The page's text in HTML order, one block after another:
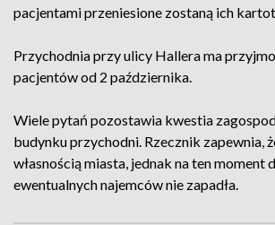
pacjentami przeniesione zostaną ich
Przychodnia przy ulicy Hallera ma
pacjentów od 2 października.
Wiele pytań pozostawia kwestia
budynku przychodni. Rzecznik zapewnia,
własnością miasta, jednak na ten moment
ewentualnych najemców nie zapadła.